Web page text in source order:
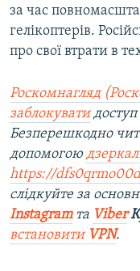
за час
гелікоптерів.
про свої втрати в
Роскомнагляд
заблокуватидоступ
Безперешкодно
допомогою
https://
слідкуйте за
Instagramта Viber
встановити VPN.